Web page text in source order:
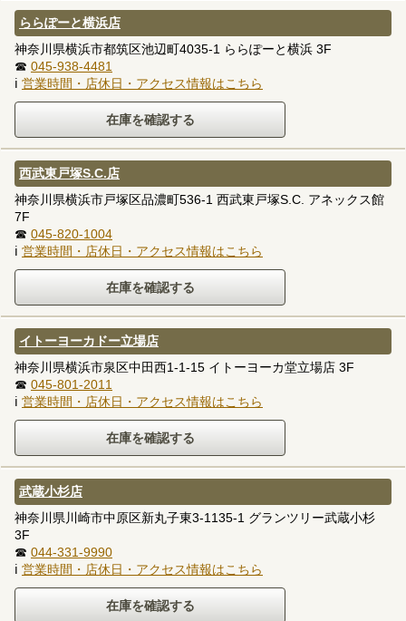
ららぽーと横浜店
神奈川県横浜市都筑区池辺町4035-1 ららぽーと横浜 3F
☎ 045-938-4481
ℹ 営業時間・店休日・アクセス情報はこちら
西武東戸塚S.C.店
神奈川県横浜市戸塚区品濃町536-1 西武東戸塚S.C. アネックス館
7F
☎ 045-820-1004
ℹ 営業時間・店休日・アクセス情報はこちら
イトーヨーカドー立場店
神奈川県横浜市泉区中田西1-1-15 イトーヨーカ堂立場店 3F
☎ 045-801-2011
ℹ 営業時間・店休日・アクセス情報はこちら
武蔵小杉店
神奈川県川崎市中原区新丸子東3-1135-1 グランツリー武蔵小杉
3F
☎ 044-331-9990
ℹ 営業時間・店休日・アクセス情報はこちら